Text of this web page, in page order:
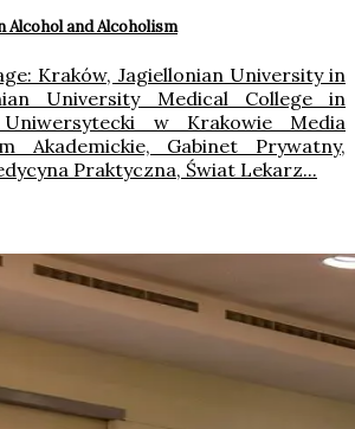
Alcohol and Alcoholism
Kraków, Jagiellonian University in
University Medical College in
w Krakowie Media
Akademickie, Gabinet Prywatny,
Praktyczna, Świat Lekarz...